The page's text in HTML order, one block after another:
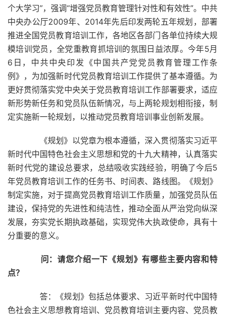
个大学习”，强调“增强党员教育管理针对性和有效性”。中共
中央办公厅2009年、2014年先后印发两轮五年规划，部署
推进全国党员教育培训工作，各地区各部门各单位持续大规
模培训党员，全党重教育抓培训的氛围日益浓厚。今年5月
6日，中共中央印发《中国共产党党员教育管理工作条
例》，为加强新时代党员教育培训工作提供了基本遵循。为
更好贯彻落实党中央关于党员教育培训工作部署要求，适应
新形势新任务和党员队伍新情况，与上两轮规划相衔接，制
定实施新一轮规划，以推动党员教育培训事业创新发展。
《规划》以党章为根本遵循，深入贯彻落实习近平
新时代中国特色社会主义思想和党的十九大精神，认真落实
新时代党的建设总要求，总结吸收实践经验，明确了今后5
年党员教育培训工作的任务书、时间表、路线图。《规划》
制定实施，对于提高党员教育培训工作质量，加强党员队伍
建设，保持党的先进性和纯洁性，推动全面从严治党向纵深
发展，夯实党长期执政基础，实现党伟大执政使命，具有十
分重要的意义。
问：请您介绍一下《规划》有哪些主要内容和特
点？
答：《规划》包括总体要求、习近平新时代中国特
色社会主义思想教育培训、党员教育培训主要内容、党员教